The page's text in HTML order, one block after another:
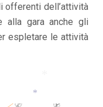
offerenti dell’attività
alla gara anche gli
espletare le attività
*